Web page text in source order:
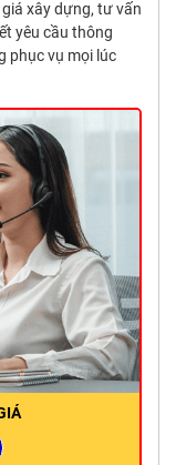
xây dựng, tư vấn
yêu cầu thông
phục vụ mọi lúc